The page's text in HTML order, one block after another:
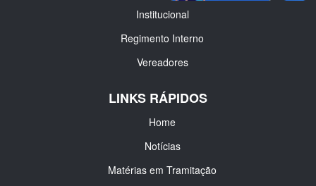
Institucional
Regimento Interno
Vereadores
LINKS RÁPIDOS
Home
Notícias
Matérias em Tramitação